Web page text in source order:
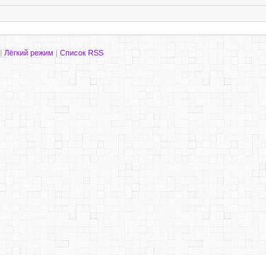
Лёгкий режим| Список RSS